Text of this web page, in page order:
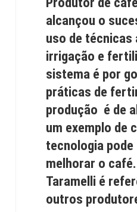
alcançou o
uso de técnicas
irrigação e
sistema é por
práticas de
produção é de
um exemplo de
tecnologia pode
melhorar o
Taramelli é
outros